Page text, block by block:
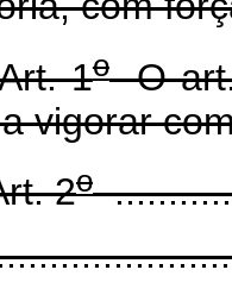
1oO
vigorar
2o